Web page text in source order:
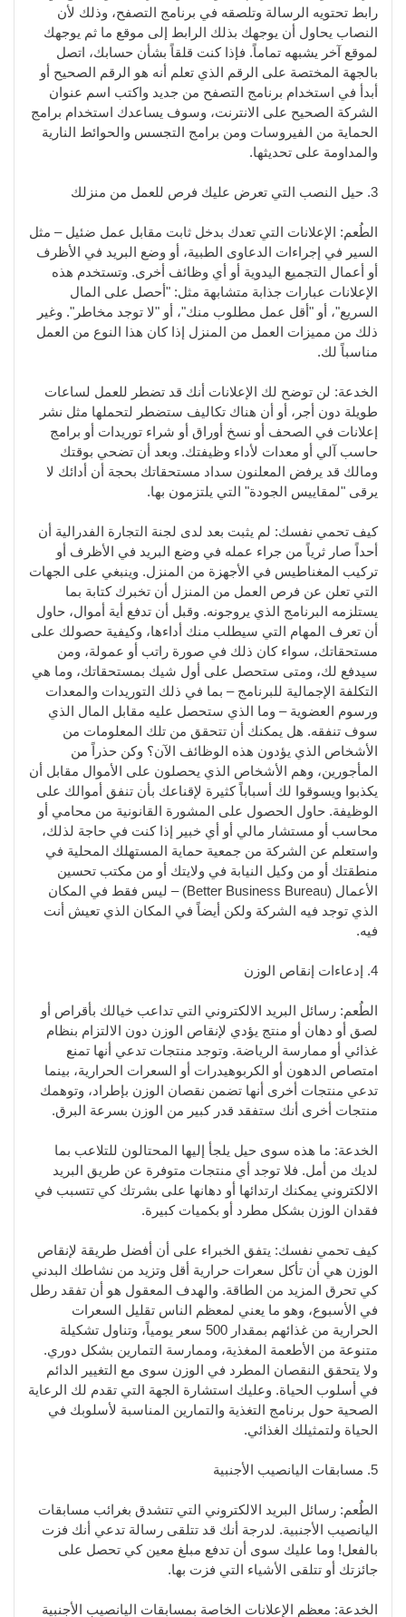
رابط تحتويه الرسالة وتلصقه في برنامج التصفح، وذلك لأن
النصاب يحاول أن يوجهك بذلك الرابط إلى موقع ما ثم يوجهك
لموقع آخر يشبهه تماماً. فإذا كنت قلقاً بشأن حسابك، اتصل
بالجهة المختصة على الرقم الذي تعلم أنه هو الرقم الصحيح أو
أبدأ في استخدام برنامج التصفح من جديد واكتب اسم عنوان
الشركة الصحيح على الانترنت، وسوف يساعدك استخدام برامج
الحماية من الفيروسات ومن برامج التجسس والحوائط النارية
والمداومة على تحديثها.
3. حيل النصب التي تعرض عليك فرص للعمل من منزلك
الطُعم: الإعلانات التي تعدك بدخل ثابت مقابل عمل ضئيل – مثل
السير في إجراءات الدعاوى الطبية، أو وضع البريد في الأظرف
أو أعمال التجميع اليدوية أو أي وظائف أخرى. وتستخدم هذه
الإعلانات عبارات جذابة متشابهة مثل: "أحصل على المال
السريع"، أو "أقل عمل مطلوب منك"، أو "لا توجد مخاطر". وغير
ذلك من مميزات العمل من المنزل إذا كان هذا النوع من العمل
مناسباً لك.
الخدعة: لن توضح لك الإعلانات أنك قد تضطر للعمل لساعات
طويلة دون أجر، أو أن هناك تكاليف ستضطر لتحملها مثل نشر
إعلانات في الصحف أو نسخ أوراق أو شراء توريدات أو برامج
حاسب آلي أو معدات لأداء وظيفتك. وبعد أن تضحي بوقتك
ومالك قد يرفض المعلنون سداد مستحقاتك بحجة أن أدائك لا
يرقى "لمقاييس الجودة" التي يلتزمون بها.
كيف تحمي نفسك: لم يثبت بعد لدى لجنة التجارة الفدرالية أن
أحداً صار ثرياً من جراء عمله في وضع البريد في الأظرف أو
تركيب المغناطيس في الأجهزة من المنزل. وينبغي على الجهات
التي تعلن عن فرص العمل من المنزل أن تخبرك كتابة بما
يستلزمه البرنامج الذي يروجونه. وقبل أن تدفع أية أموال، حاول
أن تعرف المهام التي سيطلب منك أداءها، وكيفية حصولك على
مستحقاتك، سواء كان ذلك في صورة راتب أو عمولة، ومن
سيدفع لك، ومتى ستحصل على أول شيك بمستحقاتك، وما هي
التكلفة الإجمالية للبرنامج – بما في ذلك التوريدات والمعدات
ورسوم العضوية – وما الذي ستحصل عليه مقابل المال الذي
سوف تنفقه. هل يمكنك أن تتحقق من تلك المعلومات من
الأشخاص الذي يؤدون هذه الوظائف الآن؟ وكن حذراً من
المأجورين، وهم الأشخاص الذي يحصلون على الأموال مقابل أن
يكذبوا ويسوقوا لك أسباباً كثيرة لإقناعك بأن تنفق أموالك على
الوظيفة. حاول الحصول على المشورة القانونية من محامي أو
محاسب أو مستشار مالي أو أي خبير إذا كنت في حاجة لذلك،
واستعلم عن الشركة من جمعية حماية المستهلك المحلية في
منطقتك أو من وكيل النيابة في ولايتك أو من مكتب تحسين
الأعمال (Better Business Bureau) – ليس فقط في المكان
الذي توجد فيه الشركة ولكن أيضاً في المكان الذي تعيش أنت
فيه.
4. إدعاءات إنقاص الوزن
الطُعم: رسائل البريد الالكتروني التي تداعب خيالك بأقراص أو
لصق أو دهان أو منتج يؤدي لإنقاص الوزن دون الالتزام بنظام
غذائي أو ممارسة الرياضة. وتوجد منتجات تدعي أنها تمنع
امتصاص الدهون أو الكربوهيدرات أو السعرات الحرارية، بينما
تدعي منتجات أخرى أنها تضمن نقصان الوزن بإطراد، وتوهمك
منتجات أخرى أنك ستفقد قدر كبير من الوزن بسرعة البرق.
الخدعة: ما هذه سوى حيل يلجأ إليها المحتالون للتلاعب بما
لديك من أمل. فلا توجد أي منتجات متوفرة عن طريق البريد
الالكتروني يمكنك ارتدائها أو دهانها على بشرتك كي تتسبب في
فقدان الوزن بشكل مطرد أو بكميات كبيرة.
كيف تحمي نفسك: يتفق الخبراء على أن أفضل طريقة لإنقاص
الوزن هي أن تأكل سعرات حرارية أقل وتزيد من نشاطك البدني
كي تحرق المزيد من الطاقة. والهدف المعقول هو أن تفقد رطل
في الأسبوع، وهو ما يعني لمعظم الناس تقليل السعرات
الحرارية من غذائهم بمقدار 500 سعر يومياً، وتناول تشكيلة
متنوعة من الأطعمة المغذية، وممارسة التمارين بشكل دوري.
ولا يتحقق النقصان المطرد في الوزن سوى مع التغيير الدائم
في أسلوب الحياة. وعليك استشارة الجهة التي تقدم لك الرعاية
الصحية حول برنامج التغذية والتمارين المناسبة لأسلوبك في
الحياة ولتمثيلك الغذائي.
5. مسابقات اليانصيب الأجنبية
الطُعم: رسائل البريد الالكتروني التي تتشدق بغرائب مسابقات
اليانصيب الأجنبية. لدرجة أنك قد تتلقى رسالة تدعي أنك فزت
بالفعل! وما عليك سوى أن تدفع مبلغ معين كي تحصل على
جائزتك أو تتلقى الأشياء التي فزت بها.
الخدعة: معظم الإعلانات الخاصة بمسابقات اليانصيب الأجنبية